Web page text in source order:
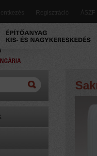
Regisztráció ÁSZF